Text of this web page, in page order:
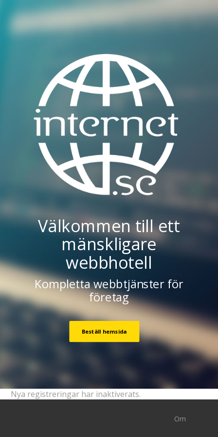
Välkommen till ett
mänskligare
webbhotell
Kompletta webbtjänster för
företag
Beställ hemsida
Nya registreringar har inaktiverats.
Om